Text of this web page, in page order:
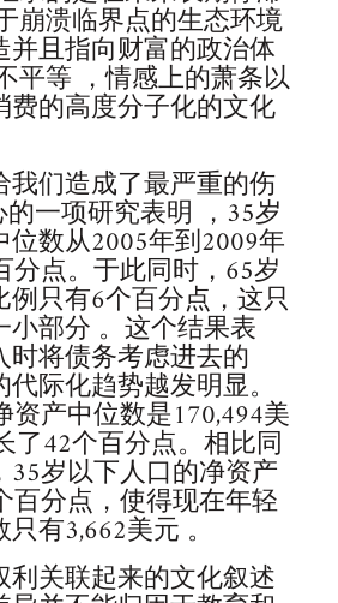
崩溃临界点的生态环境
并且指向财富的政治体
平等 ，情感上的萧条以
的高度分子化的文化
们造成了最严重的伤
一项研究表明 ，35岁
数从2005年到2009年
点。于此同时，65岁
只有6个百分点，这只
部分 。这个结果表
将债务考虑进去的
际化趋势越发明显。
产中位数是170,494美
了42个百分点。相比同
岁以下人口的净资产
百分点，使得现在年轻
有3,662美元 。
关联起来的文化叙述